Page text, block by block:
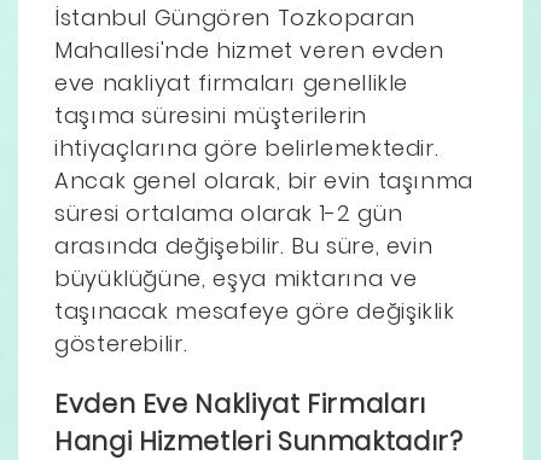
İstanbul Güngören Tozkoparan
Mahallesi'nde hizmet veren evden
eve nakliyat firmaları genellikle
taşıma süresini müşterilerin
ihtiyaçlarına göre belirlemektedir.
Ancak genel olarak, bir evin taşınma
süresi ortalama olarak 1-2 gün
arasında değişebilir. Bu süre, evin
büyüklüğüne, eşya miktarına ve
taşınacak mesafeye göre değişiklik
gösterebilir.
Evden Eve Nakliyat Firmaları
Hangi Hizmetleri Sunmaktadır?